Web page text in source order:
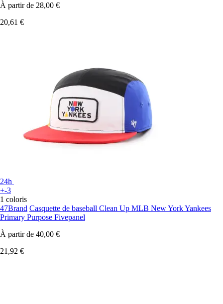
À partir de 28,00 €
20,61 €
24h
+-3
1 coloris
47Brand Casquette de baseball Clean Up MLB New York Yankees
Primary Purpose Fivepanel
À partir de 40,00 €
21,92 €